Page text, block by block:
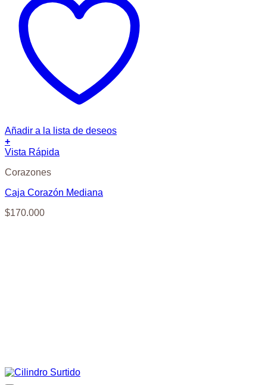
Añadir a la lista de deseos
+
Vista Rápida
Corazones
Caja Corazón Mediana
$170.000